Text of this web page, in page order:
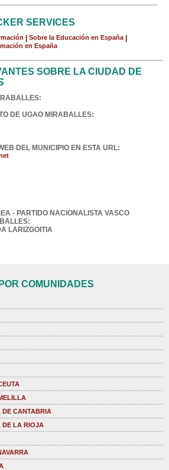
SERVICES
Sobre la Educación en España
en España
SOBRE LA CIUDAD DE
DE UGAO MIRABALLES:
DEL MUNICIPIO EN ESTA URL:
- PARTIDO NACIONALISTA VASCO
LARIZGOITIA
COMUNIDADES
DE CANTABRIA
DE LA RIOJA